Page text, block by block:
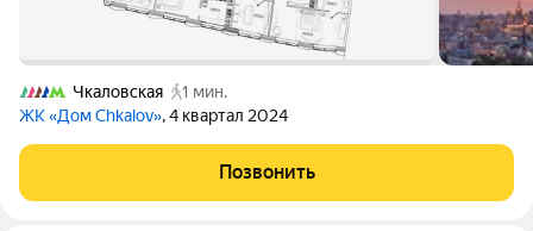
Чкаловская
1 мин.
ЖК «Дом Chkalov», 4 квартал 2024
Позвонить